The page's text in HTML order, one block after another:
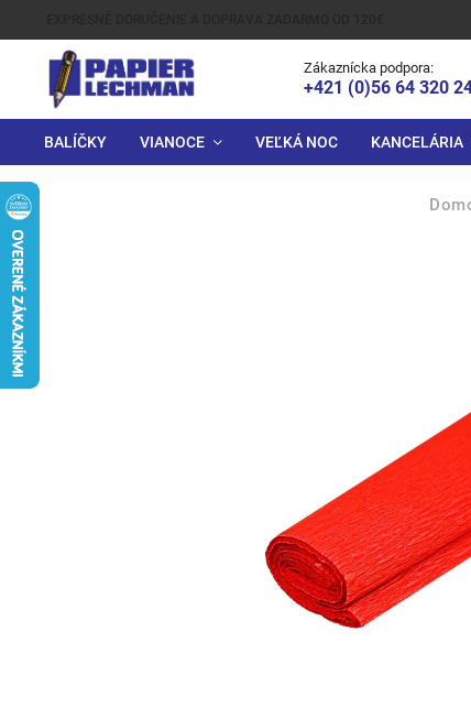
Zákaznícka podpora:
+421 (0)56 64 320
BALÍČKY VIANOCE VEĽKÁ NOC KANCELÁRIA